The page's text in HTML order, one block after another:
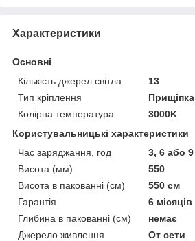
Характеристики
Основні
Кількість джерел світла
13
Тип кріплення
Прищіпка
Колірна температура
3000K
Користувальницькі характеристики
Час заряджання, год
3, 6 або 9
Висота (мм)
550
Висота в пакованні (см)
550 см
Гарантія
6 місяців
Глибина в пакованні (см)
немає
Джерело живлення
От сети